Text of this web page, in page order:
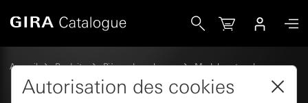
Accueil Produits Pièces de rechange
Modules et caches
Commuter et pousser
Autorisation des cookies